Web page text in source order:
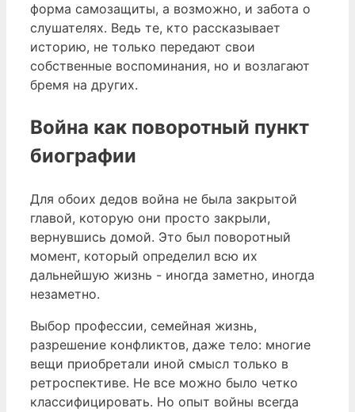
форма самозащиты, а возможно, и забота о
слушателях. Ведь те, кто рассказывает
историю, не только передают свои
собственные воспоминания, но и возлагают
бремя на других.
Война как поворотный пункт
биографии
Для обоих дедов война не была закрытой
главой, которую они просто закрыли,
вернувшись домой. Это был поворотный
момент, который определил всю их
дальнейшую жизнь - иногда заметно, иногда
незаметно.
Выбор профессии, семейная жизнь,
разрешение конфликтов, даже тело: многие
вещи приобретали иной смысл только в
ретроспективе. Не все можно было четко
классифицировать. Но опыт войны всегда